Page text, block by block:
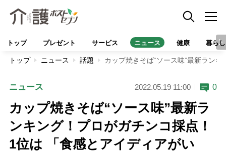
トップ プレゼント サービス ニュース 健康 暮らし
トップ ニュース 話題 カップ焼きそば“ソース味”最新ラン
ニュース 2022.05.19 11:00 0
カップ焼きそば“ソース味”最新ラ
ンキング！プロがガチンコ採点！
1位は 「食感とアイディアがい